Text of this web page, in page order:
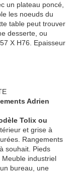
un plateau poncé,
les noeuds du
table peut trouver
desserte, ou
X H76. Epaisseur
Adrien
Tolix ou
et grise à
Rangements
souhait. Pieds
industriel
bureau, une